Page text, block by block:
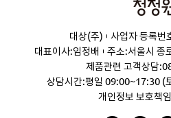
청
원
대상(주)
사업자 등록
대표이사:임정배
주소:서울시 종
제품관련 고객상담:
상담시간:평일 09:00~17:30 (
개인정보 보호책